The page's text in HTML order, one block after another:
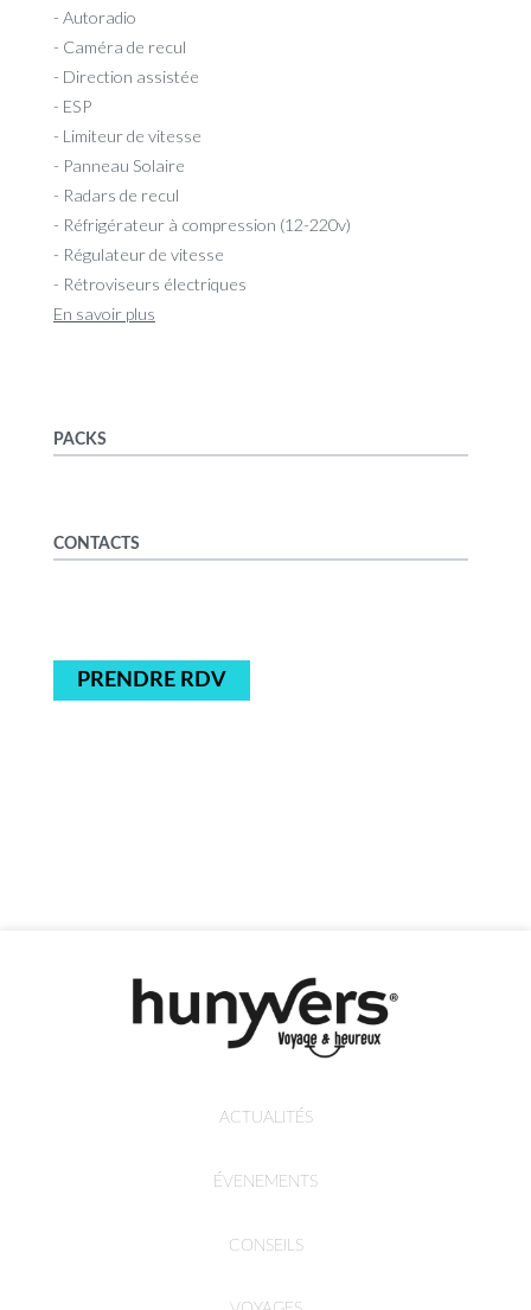
- Autoradio
- Caméra de recul
- Direction assistée
- ESP
- Limiteur de vitesse
- Panneau Solaire
- Radars de recul
- Réfrigérateur à compression (12-220v)
- Régulateur de vitesse
- Rétroviseurs électriques
En savoir plus
PACKS
CONTACTS
PRENDRE RDV
ACTUALITÉS
ÉVENEMENTS
CONSEILS